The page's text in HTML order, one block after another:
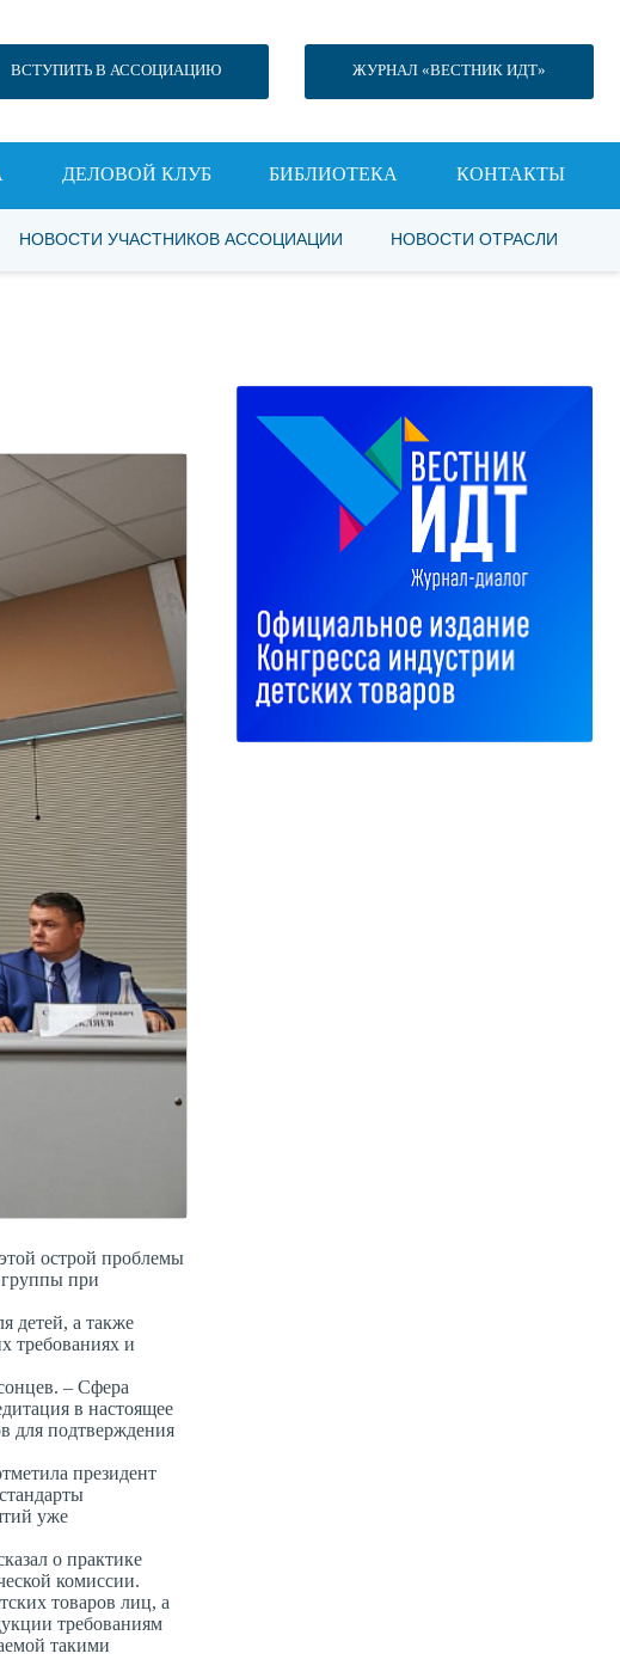
ВСТУПИТЬ В АССОЦИАЦИЮ ЖУРНАЛ «ВЕСТНИК ИДТ»
ДЕЛОВОЙ КЛУБ БИБЛИОТЕКА КОНТАКТЫ
НОВОСТИ УЧАСТНИКОВ АССОЦИАЦИИ НОВОСТИ ОТРАСЛИ
острой проблемы
при
детей, а также
требованиях и
– Сфера
в настоящее
для подтверждения
президент
уже
о практике
комиссии.
товаров лиц, а
требованиям
такими